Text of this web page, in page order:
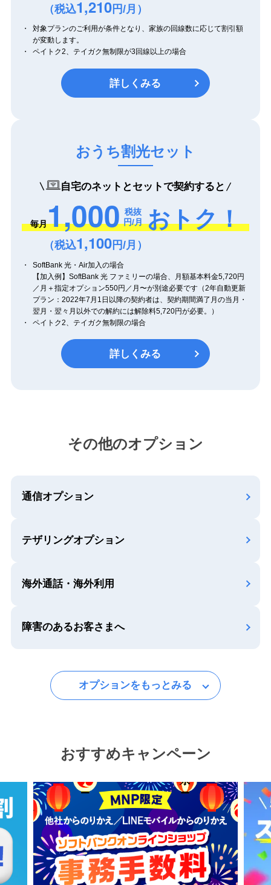
（税込1,210円/月）
対象プランのご利用が条件となり、家族の回線数に応じて割引額
が変動します。
ペイトク2、テイガク無制限が3回線以上の場合
詳しくみる
おうち割光セット
自宅のネットとセットで契約すると
毎月1,000 税抜
円/月 おトク！
（税込1,100円/月）
SoftBank 光・Air加入の場合
【加入例】SoftBank 光 ファミリーの場合、月額基本料金5,720円
／月＋指定オプション550円／月〜が別途必要です（2年自動更新
プラン：2022年7月1日以降の契約者は、契約期間満了月の当月・
翌月・翌々月以外での解約には解除料5,720円が必要。）
ペイトク2、テイガク無制限の場合
詳しくみる
その他のオプション
通信オプション
テザリングオプション
海外通話・海外利用
障害のあるお客さまへ
オプションをもっとみる
おすすめキャンペーン